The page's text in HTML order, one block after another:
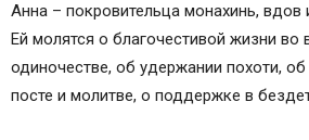
Житие Иоакима и Анны
Икона Иоакима и Анны
О чем молятся перед иконой святых
Анна – покровительца монахинь,
Ей молятся о благочестивой жизни во
одиночестве, об удержании похоти, об
посте и молитве, о поддержке в